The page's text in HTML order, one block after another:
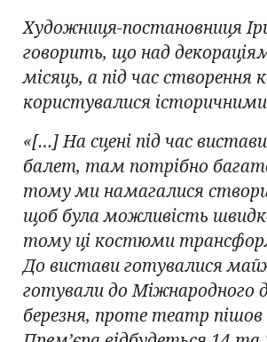
Художниця-постановниця
говорить, що над
місяць, а під час створення
користувалися
«[…] На сцені під час
балет, там потрібно
тому ми намагалися
щоб була можливість
тому ці костюми
До вистави готувалися
готували до Міжнародного
березня, проте театр